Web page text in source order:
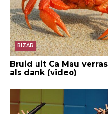
BIZAR
Bruid uit Ca Mau
als dank (video)